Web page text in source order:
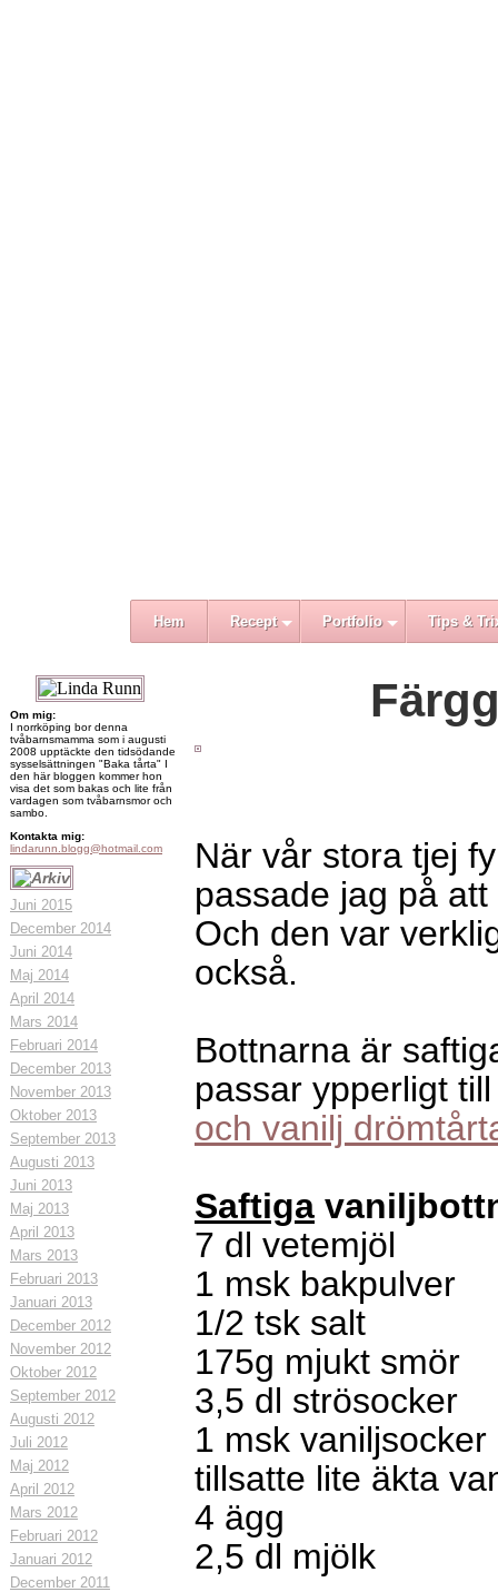
Hem Recept Portfolio Tips &
Om mig:
I norrköping bor denna
tvåbarnsmamma som i augusti
2008 upptäckte den tidsödande
sysselsättningen "Baka tårta" I
den här bloggen kommer hon
visa det som bakas och lite från
vardagen som tvåbarnsmor och
sambo.
Kontakta mig:
lindarunn.blogg@hotmail.com
Juni 2015
December 2014
Juni 2014
Maj 2014
April 2014
Mars 2014
Februari 2014
December 2013
November 2013
Oktober 2013
September 2013
Augusti 2013
Juni 2013
Maj 2013
April 2013
Mars 2013
Februari 2013
Januari 2013
December 2012
November 2012
Oktober 2012
September 2012
Augusti 2012
Juli 2012
Maj 2012
April 2012
Mars 2012
Februari 2012
Januari 2012
December 2011
När vår stora tjej
passade jag på
Och den var
också.
Bottnarna är
passar ypperligt
och vanilj
Saftiga
7 dl vetemjöl
1 msk bakpulver
1/2 tsk salt
175g mjukt smör
3,5 dl strösocker
1 msk
tillsatte lite äkta
4 ägg
2,5 dl mjölk